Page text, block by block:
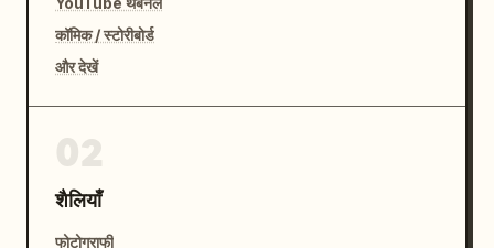
कॉमिक / स्टोरीबोर्ड
और देखें
शैलियाँ
फोटोग्राफी